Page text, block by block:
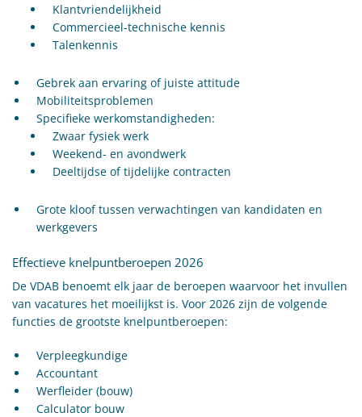
Klantvriendelijkheid
Commercieel-technische kennis
Talenkennis
Gebrek aan ervaring of juiste attitude
Mobiliteitsproblemen
Specifieke werkomstandigheden:
Zwaar fysiek werk
Weekend- en avondwerk
Deeltijdse of tijdelijke contracten
Grote kloof tussen verwachtingen van kandidaten en
werkgevers
Effectieve knelpuntberoepen 2026
De VDAB benoemt elk jaar de beroepen waarvoor het invullen
van vacatures het moeilijkst is. Voor 2026 zijn de volgende
functies de grootste knelpuntberoepen:
Verpleegkundige
Accountant
Werfleider (bouw)
Calculator bouw